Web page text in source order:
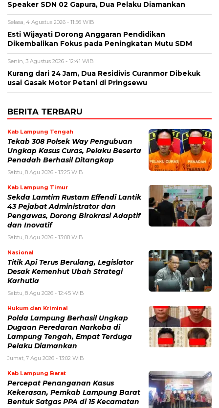
Speaker SDN 02 Gapura, Dua Pelaku Diamankan
Selasa, 4 Agustus 2026 - 11:56 WIB
Esti Wijayati Dorong Anggaran Pendidikan
Dikembalikan Fokus pada Peningkatan Mutu SDM
Senin, 3 Agustus 2026 - 12:41 WIB
Kurang dari 24 Jam, Dua Residivis Curanmor Dibekuk
usai Gasak Motor Petani di Pringsewu
BERITA TERBARU
Kab Lampung Tengah
Tekab 308 Polsek Way Pengubuan
Ungkap Kasus Curas, Pelaku Beserta
Penadah Berhasil Ditangkap
Sabtu, 8 Agu 2026 - 13:25 WIB
Kab Lampung Timur
Sekda Lamtim Rustam Effendi Lantik
43 Pejabat Administrator dan
Pengawas, Dorong Birokrasi Adaptif
dan Inovatif
Sabtu, 8 Agu 2026 - 13:08 WIB
Nasional
Titik Api Terus Berulang, Legislator
Desak Kemenhut Ubah Strategi
Karhutla
Sabtu, 8 Agu 2026 - 12:45 WIB
Hukum dan Kriminal
Polda Lampung Berhasil Ungkap
Dugaan Peredaran Narkoba di
Lampung Tengah, Empat Terduga
Pelaku Diamankan
Jumat, 7 Agu 2026 - 13:02 WIB
Kab Lampung Barat
Percepat Penanganan Kasus
Kekerasan, Pemkab Lampung Barat
Bentuk Satgas PPA di 15 Kecamatan